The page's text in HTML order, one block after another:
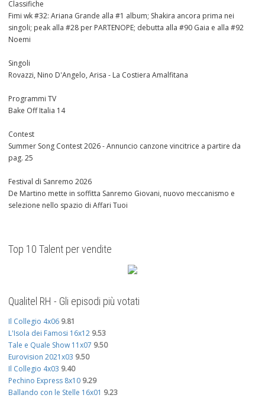
Classifiche
Fimi wk #32: Ariana Grande alla #1 album; Shakira ancora prima nei
singoli; peak alla #28 per PARTENOPE; debutta alla #90 Gaia e alla #92
Noemi
Singoli
Rovazzi, Nino D'Angelo, Arisa - La Costiera Amalfitana
Programmi TV
Bake Off Italia 14
Contest
Summer Song Contest 2026 - Annuncio canzone vincitrice a partire da
pag. 25
Festival di Sanremo 2026
De Martino mette in soffitta Sanremo Giovani, nuovo meccanismo e
selezione nello spazio di Affari Tuoi
Top 10 Talent per vendite
Qualitel RH - Gli episodi più votati
Il Collegio 4x06 9.81
L'Isola dei Famosi 16x12 9.53
Tale e Quale Show 11x07 9.50
Eurovision 2021x03 9.50
Il Collegio 4x03 9.40
Pechino Express 8x10 9.29
Ballando con le Stelle 16x01 9.23